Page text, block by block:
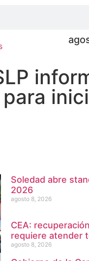
Soledad abre
2026
agosto 8, 2026
CEA:
requiere atender
agosto 8, 2026